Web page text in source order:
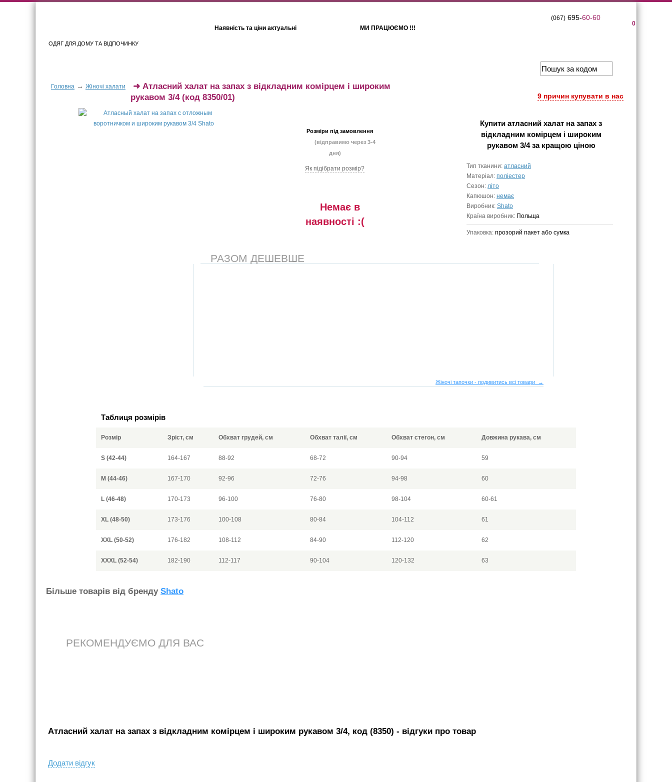
ОДЯГ ДЛЯ ДОМУ ТА ВІДПОЧИНКУ
Наявність та ціни актуальні МИ ПРАЦЮЄМО !!!
0
(067)695-60-60
Головна → Жіночі халати
9 причин купувати в нас
➜ Атласний халат на запах з відкладним комірцем і широким
рукавом 3/4(код 8350/01)
Розміри під замовлення
(відправимо через 3-4
дня)
Як підібрати розмір?
Немає в
наявностi :(
Купити атласний халат на запах з
відкладним комірцем і широким
рукавом 3/4за кращою ціною
Тип тканини: атласний
Матеріал: поліестер
Сезон: літо
Капюшон: немає
Виробник: Shato
Країна виробник: Польща
Упаковка: прозорий пакет або сумка
РАЗОМ ДЕШЕВШЕ
Жіночі тапочки - подивитись всі товари →
Таблиця розмірів
Розмір Зріст, см Обхват грудей, см Обхват талії, см Обхват стегон, см Довжина рукава, см
S (42-44) 164-167 88-92 68-72 90-94 59
M (44-46) 167-170 92-96 72-76 94-98 60
L (46-48) 170-173 96-100 76-80 98-104 60-61
XL (48-50) 173-176 100-108 80-84 104-112 61
XXL (50-52) 176-182 108-112 84-90 112-120 62
XXXL (52-54) 182-190 112-117 90-104 120-132 63
Бiльше товарiв вiд бренду Shato
РЕКОМЕНДУЄМО ДЛЯ ВАС
Атласний халат на запах з відкладним комірцем і широким рукавом 3/4, код (8350) - вiдгуки про товар
Додати вiдгук